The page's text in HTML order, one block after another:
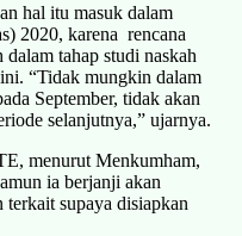
hal itu masuk dalam
2020, karena rencana
tahap studi naskah
“Tidak mungkin dalam
September, tidak akan
selanjutnya,” ujarnya.
menurut Menkumham,
ia berjanji akan
terkait supaya disiapkan